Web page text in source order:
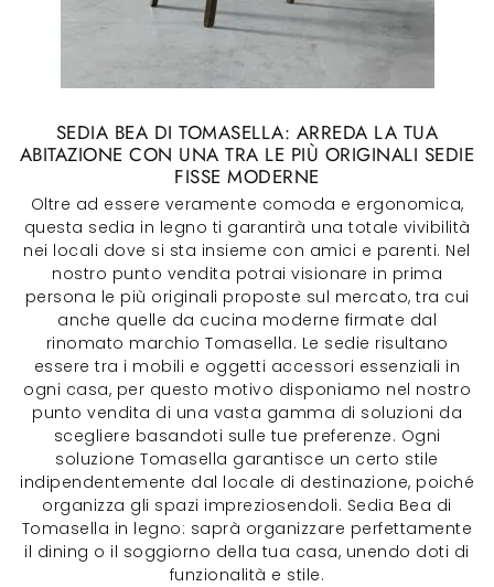
SEDIA BEA DI TOMASELLA: ARREDA LA TUA
ABITAZIONE CON UNA TRA LE PIÙ ORIGINALI SEDIE
FISSE MODERNE
Oltre ad essere veramente comoda e ergonomica,
questa sedia in legno ti garantirà una totale vivibilità
nei locali dove si sta insieme con amici e parenti. Nel
nostro punto vendita potrai visionare in prima
persona le più originali proposte sul mercato, tra cui
anche quelle da cucina moderne firmate dal
rinomato marchio Tomasella. Le sedie risultano
essere tra i mobili e oggetti accessori essenziali in
ogni casa, per questo motivo disponiamo nel nostro
punto vendita di una vasta gamma di soluzioni da
scegliere basandoti sulle tue preferenze. Ogni
soluzione Tomasella garantisce un certo stile
indipendentemente dal locale di destinazione, poiché
organizza gli spazi impreziosendoli. Sedia Bea di
Tomasella in legno: saprà organizzare perfettamente
il dining o il soggiorno della tua casa, unendo doti di
funzionalità e stile.